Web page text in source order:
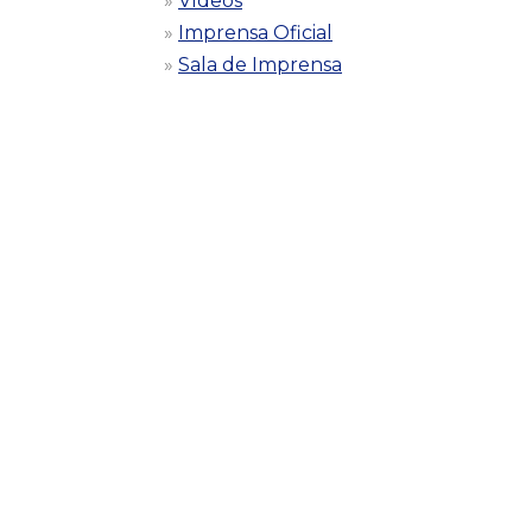
Imprensa Oficial
Sala de Imprensa